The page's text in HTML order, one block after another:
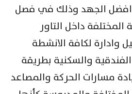
افضل الجهد وذلك في فصل
المختلفة داخل التاور
وادارة لكافة الانشطة
والسكنية بطريقة
مسارات الحركة والمصاعد